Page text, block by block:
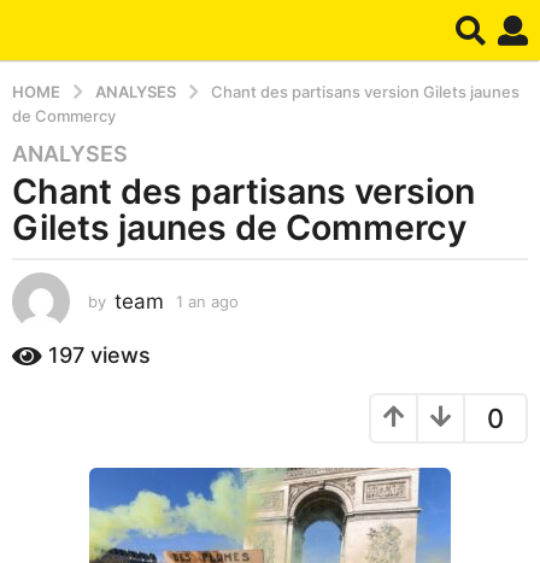
HOME ANALYSES
Chant des partisans version Gilets jaunes
de Commercy
1
a
n
a
o
1
a
ANALYSES
Chant des partisans version
Gilets jaunes de Commercy
by team 1 an ago
197 views
0